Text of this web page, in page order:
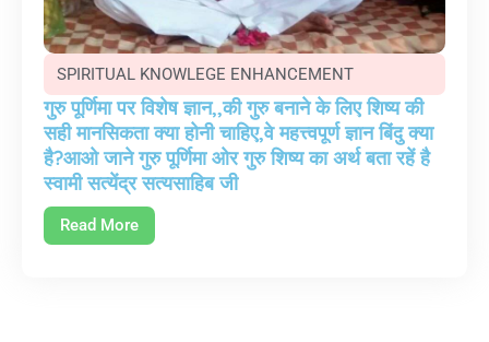
SPIRITUAL KNOWLEGE ENHANCEMENT
गुरु पूर्णिमा पर विशेष ज्ञान,,की गुरु बनाने के लिए शिष्य की
सही मानसिकता क्या होनी चाहिए,वे महत्त्वपूर्ण ज्ञान बिंदु क्या
है?आओ जाने गुरु पूर्णिमा ओर गुरु शिष्य का अर्थ बता रहें है
स्वामी सत्येंद्र सत्यसाहिब जी
Read More